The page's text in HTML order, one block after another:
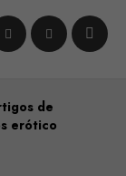
de
erótico